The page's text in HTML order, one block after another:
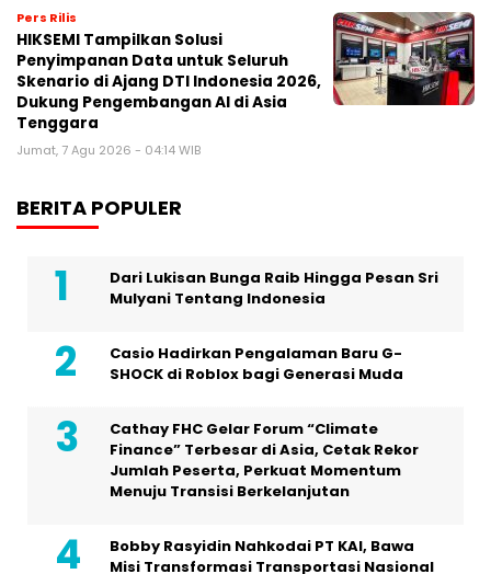
Pers Rilis
HIKSEMI Tampilkan Solusi
Penyimpanan Data untuk Seluruh
Skenario di Ajang DTI Indonesia 2026,
Dukung Pengembangan AI di Asia
Tenggara
Jumat, 7 Agu 2026 - 04:14 WIB
BERITA POPULER
Dari Lukisan Bunga Raib Hingga Pesan Sri
Mulyani Tentang Indonesia
Casio Hadirkan Pengalaman Baru G-
SHOCK di Roblox bagi Generasi Muda
Cathay FHC Gelar Forum “Climate
Finance” Terbesar di Asia, Cetak Rekor
Jumlah Peserta, Perkuat Momentum
Menuju Transisi Berkelanjutan
Bobby Rasyidin Nahkodai PT KAI, Bawa
Misi Transformasi Transportasi Nasional